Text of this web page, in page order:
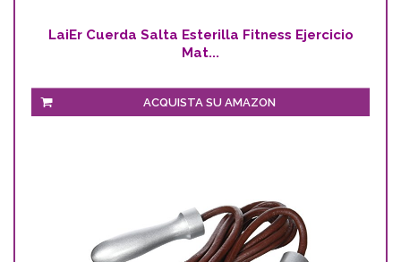
LaiEr Cuerda Salta Esterilla Fitness Ejercicio
Mat...
ACQUISTA SU AMAZON